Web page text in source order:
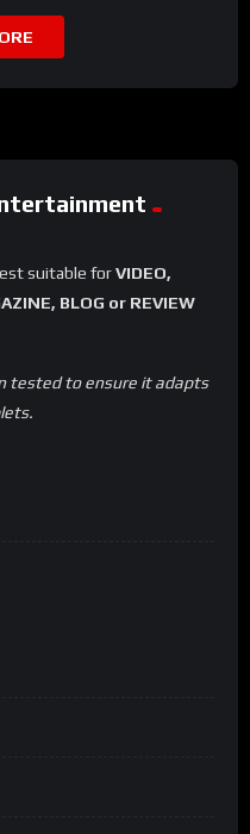
suitable forVIDEO,
BLOG or REVIEW
tested to ensure it adapts